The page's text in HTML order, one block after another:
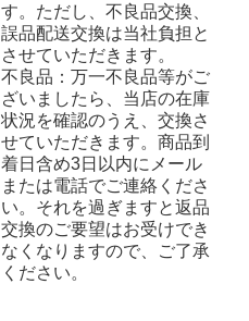
す。ただし、不良品交換、
誤品配送交換は当社負担と
させていただきます。
不良品：万一不良品等がご
ざいましたら、当店の在庫
状況を確認のうえ、交換さ
せていただきます。商品到
着日含め3日以内にメール
または電話でご連絡くださ
い。それを過ぎますと返品
交換のご要望はお受けでき
なくなりますので、ご了承
ください。